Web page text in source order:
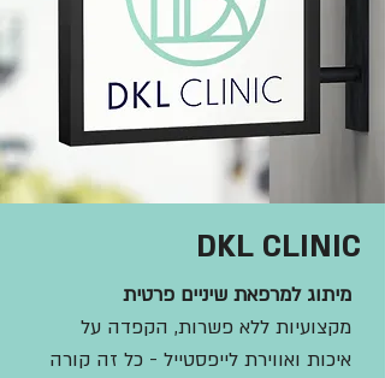
DKL CLINIC
מיתוג למרפאת שיניים פרטית
מקצועיות ללא פשרות, הקפדה על
איכות ואווירת לייפסטייל - כל זה קורה